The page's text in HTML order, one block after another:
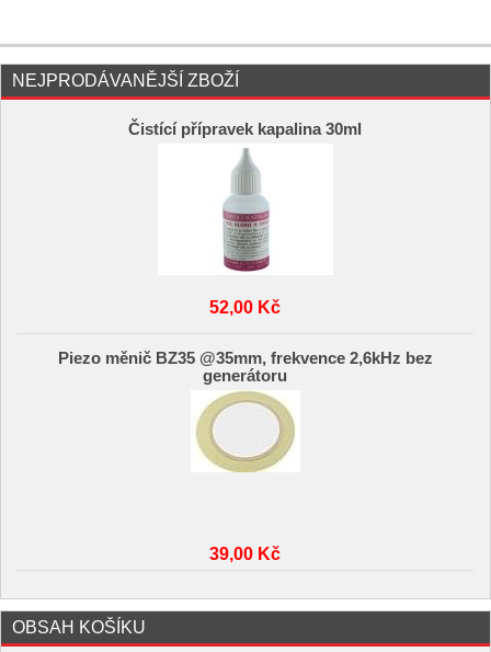
NEJPRODÁVANĚJŠÍ ZBOŽÍ
Čistící přípravek kapalina 30ml
52,00 Kč
Piezo měnič BZ35 @35mm, frekvence 2,6kHz bez
generátoru
39,00 Kč
OBSAH KOŠÍKU